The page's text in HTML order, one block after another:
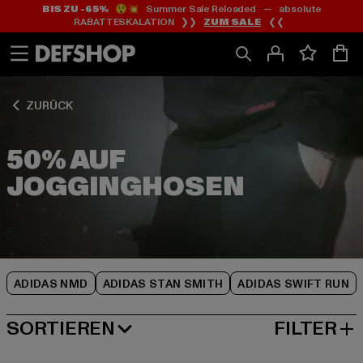
Zum
Inhalt
springen
Zum
Fußzeile
springen
BIS ZU -65%😲💥 Summer Sale Reloaded — absolute
RABATTESKALATION ❯❯ ZUM SALE ❮❮
ZURÜCK
50% AUF
JOGGINGHOSEN
ADIDAS NMD ADIDAS STAN SMITH ADIDAS SWIFT RUN
Zum
Produktraster
springen
SORTIEREN
NEUESTE FILTER